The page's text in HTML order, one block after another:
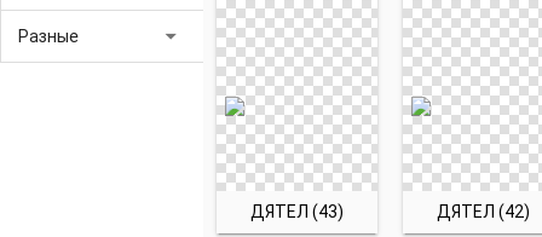
Разные arrow_drop_down
ДЯТЕЛ (43) ДЯТЕЛ (42)